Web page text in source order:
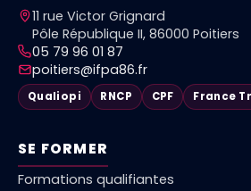
11 rue Victor Grignard
Pôle République II, 86000 Poitiers
05 79 96 01 87
poitiers@ifpa86.fr
Qualiopi RNCP CPF France
SE FORMER
Formations qualifiantes